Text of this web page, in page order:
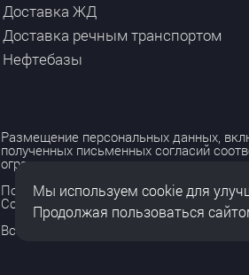
Доставка ЖД
Доставка речным транспортом
Нефтебазы
Размещение персональных данных,
полученных письменных согласий
ограничено и допускается только с
Политика обработки персональных
Согласие на обработку персональных
Все права защищены
Мы используем cookie для
Продолжая пользоваться